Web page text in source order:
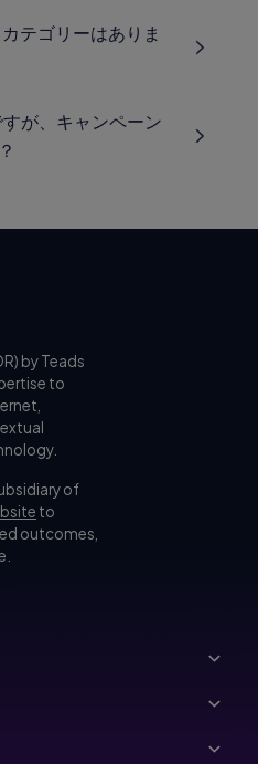
テゴリーはありま
が、キャンペーン
by Teads
to
of
to
outcomes,